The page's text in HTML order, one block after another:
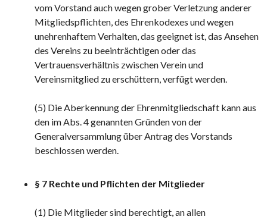
vom Vorstand auch wegen grober Verletzung anderer
Mitgliedspflichten, des Ehrenkodexes und wegen
unehrenhaftem Verhalten, das geeignet ist, das Ansehen
des Vereins zu beeinträchtigen oder das
Vertrauensverhältnis zwischen Verein und
Vereinsmitglied zu erschüttern, verfügt werden.
(5) Die Aberkennung der Ehrenmitgliedschaft kann aus
den im Abs. 4 genannten Gründen von der
Generalversammlung über Antrag des Vorstands
beschlossen werden.
§ 7 Rechte und Pflichten der Mitglieder
(1) Die Mitglieder sind berechtigt, an allen